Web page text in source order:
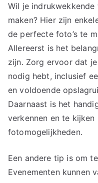
Wil je indrukwekkende
maken? Hier zijn
de perfecte foto’s te
Allereerst is het
zijn. Zorg ervoor dat
nodig hebt, inclusief
en voldoende
Daarnaast is het
verkennen en te kijken
fotomogelijkheden.
Een andere tip is om
Evenementen kunnen